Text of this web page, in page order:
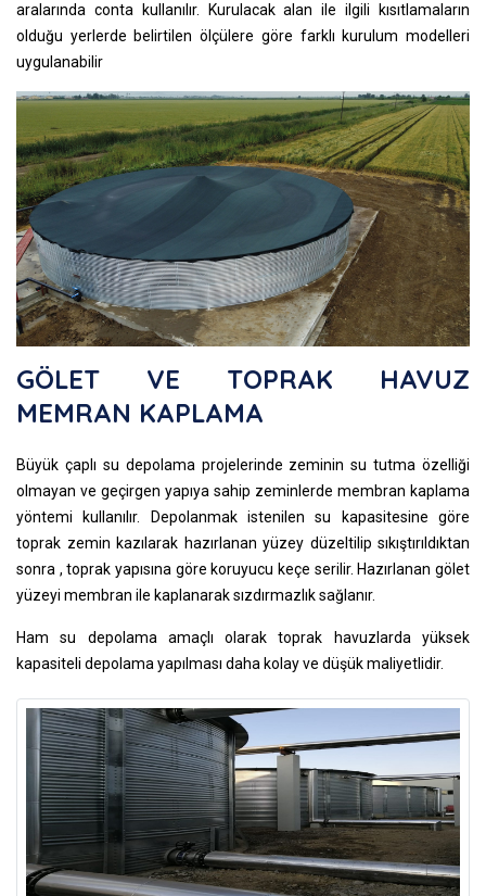
aralarında conta kullanılır. Kurulacak alan ile ilgili kısıtlamaların
olduğu yerlerde belirtilen ölçülere göre farklı kurulum modelleri
uygulanabilir
GÖLET VE TOPRAK HAVUZ
MEMRAN KAPLAMA
Büyük çaplı su depolama projelerinde zeminin su tutma özelliği
olmayan ve geçirgen yapıya sahip zeminlerde membran kaplama
yöntemi kullanılır. Depolanmak istenilen su kapasitesine göre
toprak zemin kazılarak hazırlanan yüzey düzeltilip sıkıştırıldıktan
sonra , toprak yapısına göre koruyucu keçe serilir. Hazırlanan gölet
yüzeyi membran ile kaplanarak sızdırmazlık sağlanır.
Ham su depolama amaçlı olarak toprak havuzlarda yüksek
kapasiteli depolama yapılması daha kolay ve düşük maliyetlidir.